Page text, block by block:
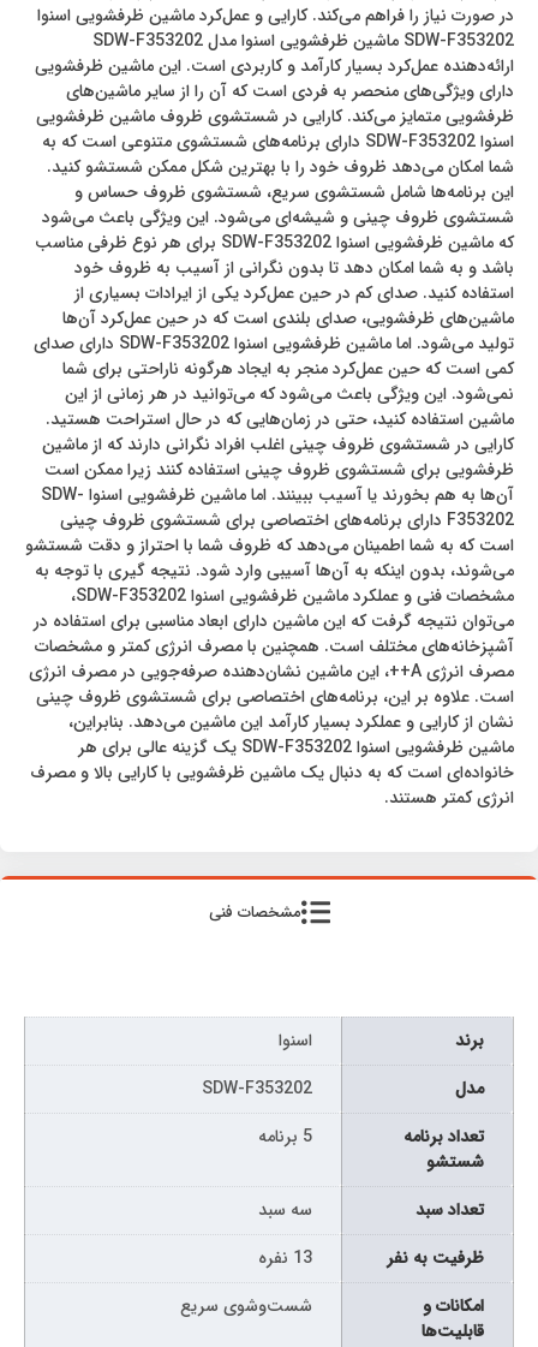
در صورت نیاز را فراهم می‌کند. کارایی و عمل‌کرد ماشین ظرفشویی اسنوا
SDW-F353202 ماشین ظرفشویی اسنوا مدل SDW-F353202
ارائه‌دهنده عمل‌کرد بسیار کارآمد و کاربردی است. این ماشین ظرفشویی
دارای ویژگی‌های منحصر به فردی است که آن را از سایر ماشین‌های
ظرفشویی متمایز می‌کند. کارایی در شستشوی ظروف ماشین ظرفشویی
اسنوا SDW-F353202 دارای برنامه‌های شستشوی متنوعی است که به
شما امکان می‌دهد ظروف خود را با بهترین شکل ممکن شستشو کنید.
این برنامه‌ها شامل شستشوی سریع، شستشوی ظروف حساس و
شستشوی ظروف چینی و شیشه‌ای می‌شود. این ویژگی باعث می‌شود
که ماشین ظرفشویی اسنوا SDW-F353202 برای هر نوع ظرفی مناسب
باشد و به شما امکان دهد تا بدون نگرانی از آسیب به ظروف خود
استفاده کنید. صدای کم در حین عمل‌کرد یکی از ایرادات بسیاری از
ماشین‌های ظرفشویی، صدای بلندی است که در حین عمل‌کرد آن‌ها
تولید می‌شود. اما ماشین ظرفشویی اسنوا SDW-F353202 دارای صدای
کمی است که حین عمل‌کرد منجر به ایجاد هرگونه ناراحتی برای شما
نمی‌شود. این ویژگی باعث می‌شود که می‌توانید در هر زمانی از این
ماشین استفاده کنید، حتی در زمان‌هایی که در حال استراحت هستید.
کارایی در شستشوی ظروف چینی اغلب افراد نگرانی دارند که از ماشین
ظرفشویی برای شستشوی ظروف چینی استفاده کنند زیرا ممکن است
آن‌ها به هم بخورند یا آسیب ببینند. اما ماشین ظرفشویی اسنوا SDW-
F353202 دارای برنامه‌های اختصاصی برای شستشوی ظروف چینی
است که به شما اطمینان می‌دهد که ظروف شما با احتراز و دقت شستشو
می‌شوند، بدون اینکه به آن‌ها آسیبی وارد شود. نتیجه گیری با توجه به
مشخصات فنی و عملکرد ماشین ظرفشویی اسنوا SDW-F353202،
می‌توان نتیجه گرفت که این ماشین دارای ابعاد مناسبی برای استفاده در
آشپزخانه‌های مختلف است. همچنین با مصرف انرژی کمتر و مشخصات
مصرف انرژی A++، این ماشین نشان‌دهنده صرفه‌جویی در مصرف انرژی
است. علاوه بر این، برنامه‌های اختصاصی برای شستشوی ظروف چینی
نشان از کارایی و عملکرد بسیار کارآمد این ماشین می‌دهد. بنابراین،
ماشین ظرفشویی اسنوا SDW-F353202 یک گزینه عالی برای هر
خانواده‌ای است که به دنبال یک ماشین ظرفشویی با کارایی بالا و مصرف
انرژی کمتر هستند.
مشخصات فنی
برند
اسنوا
مدل
SDW-F353202
تعداد برنامه
شستشو
5 برنامه
تعداد سبد
سه سبد
ظرفیت به نفر
13 نفره
امکانات و
قابلیت‌ها
شست‌وشوی سریع